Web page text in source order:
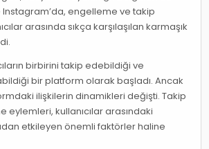
engelleme ve takip
arasında sıkça karşılaşılan karmaşık
birbirini takip edebildiği ve
bir platform olarak başladı. Ancak
ilişkilerin dinamikleri değişti. Takip
kullanıcılar arasındaki
etkileyen önemli faktörler haline